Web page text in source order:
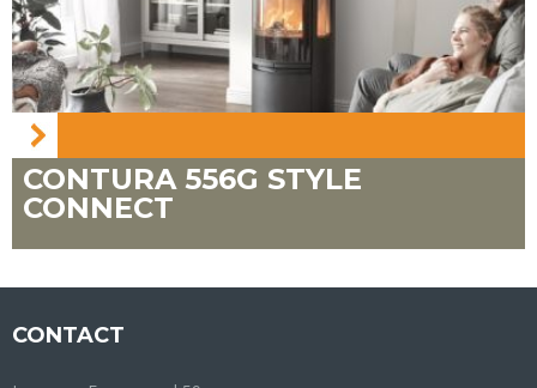
CONTURA 556G STYLE
CONNECT
CONTACT